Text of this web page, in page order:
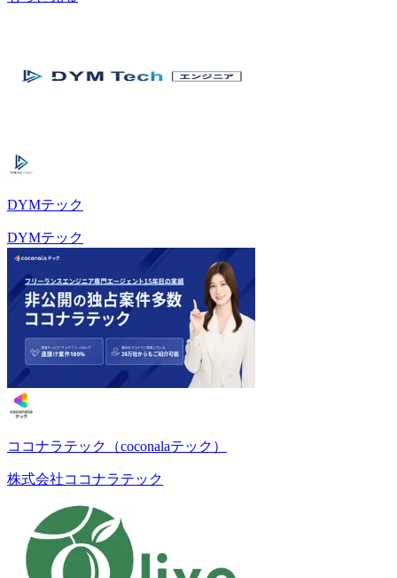
DYMテック
DYMテック
ココナラテック（coconalaテック）
株式会社ココナラテック